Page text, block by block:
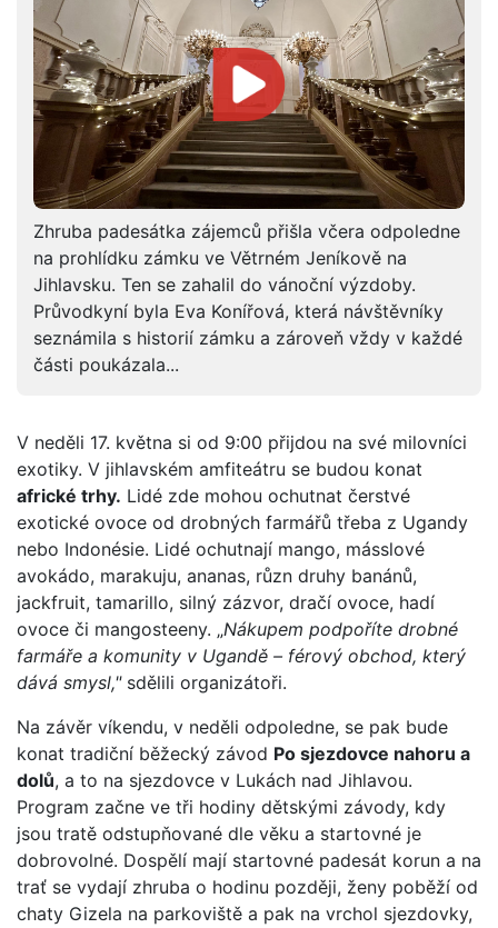
Zhruba padesátka zájemců přišla včera odpoledne
na prohlídku zámku ve Větrném Jeníkově na
Jihlavsku. Ten se zahalil do vánoční výzdoby.
Průvodkyní byla Eva Konířová, která návštěvníky
seznámila s historií zámku a zároveň vždy v každé
části poukázala...
V neděli 17. května si od 9:00 přijdou na své milovníci
exotiky. V jihlavském amfiteátru se budou konat
africké trhy. Lidé zde mohou ochutnat čerstvé
exotické ovoce od drobných farmářů třeba z Ugandy
nebo Indonésie. Lidé ochutnají mango, másslové
avokádo, marakuju, ananas, různ druhy banánů,
jackfruit, tamarillo, silný zázvor, dračí ovoce, hadí
ovoce či mangosteeny. „Nákupem podpoříte drobné
farmáře a komunity v Ugandě – férový obchod, který
dává smysl,"sdělili organizátoři.
Na závěr víkendu, v neděli odpoledne, se pak bude
konat tradiční běžecký závod Po sjezdovce nahoru a
dolů, a to na sjezdovce v Lukách nad Jihlavou.
Program začne ve tři hodiny dětskými závody, kdy
jsou tratě odstupňované dle věku a startovné je
dobrovolné. Dospělí mají startovné padesát korun a na
trať se vydají zhruba o hodinu později, ženy poběží od
chaty Gizela na parkoviště a pak na vrchol sjezdovky,